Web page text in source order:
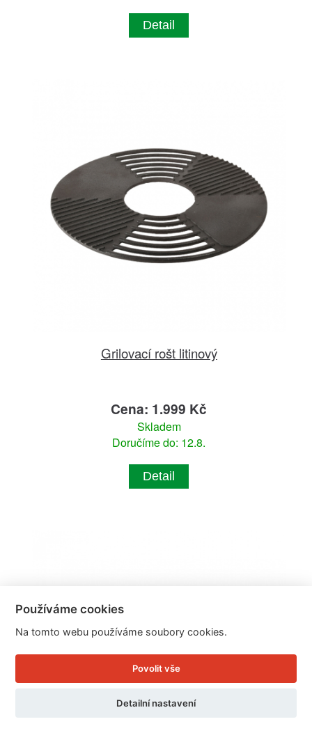
Detail
Grilovací rošt litinový
Cena: 1.999 Kč
Skladem
Doručíme do: 12.8.
Detail
Používáme cookies
Na tomto webu používáme soubory cookies.
Povolit vše
Detailní nastavení